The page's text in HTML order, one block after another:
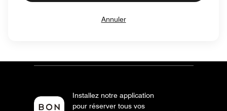
Annuler
Installez notre application
pour réserver tous vos